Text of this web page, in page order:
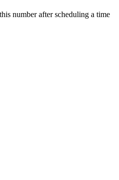
number after scheduling a time